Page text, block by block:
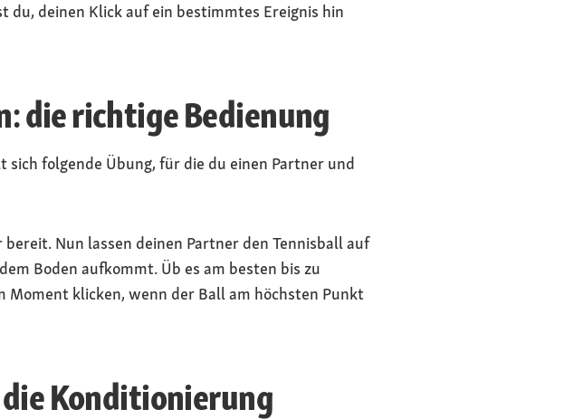
deinen Klick auf ein bestimmtes Ereignis hin
die richtige Bedienung
folgende Übung, für die du einen Partner und
Nun lassen deinen Partner den Tennisball auf
Boden aufkommt. Üb es am besten bis zu
klicken, wenn der Ball am höchsten Punkt
Konditionierung